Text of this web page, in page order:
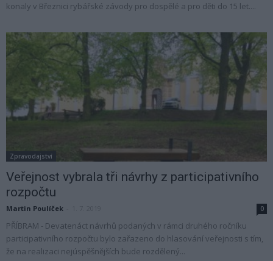
konaly v Březnici rybářské závody pro dospělé a pro děti do 15 let....
Zpravodajství
Veřejnost vybrala tři návrhy z participativního
rozpočtu
Martin Poulíček 0
PŘÍBRAM - Devatenáct návrhů podaných v rámci druhého ročníku
participativního rozpočtu bylo zařazeno do hlasování veřejnosti s tím,
že na realizaci nejúspěšnějších bude rozdělený...